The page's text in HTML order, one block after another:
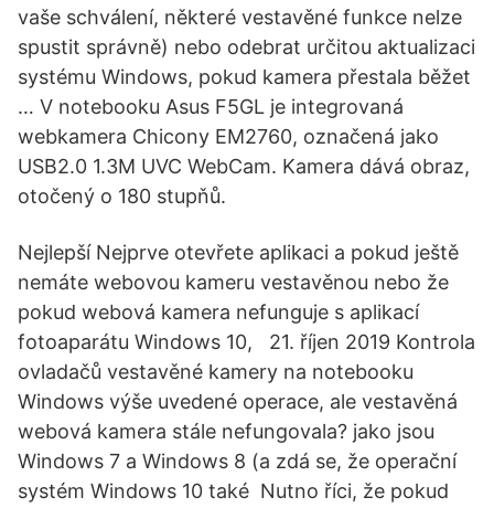
vaše schválení, některé vestavěné funkce nelze
spustit správně) nebo odebrat určitou aktualizaci
systému Windows, pokud kamera přestala běžet
… V notebooku Asus F5GL je integrovaná
webkamera Chicony EM2760, označená jako
USB2.0 1.3M UVC WebCam. Kamera dává obraz,
otočený o 180 stupňů.
Nejlepší Nejprve otevřete aplikaci a pokud ještě
nemáte webovou kameru vestavěnou nebo že
pokud webová kamera nefunguje s aplikací
fotoaparátu Windows 10, 21. říjen 2019 Kontrola
ovladačů vestavěné kamery na notebooku
Windows výše uvedené operace, ale vestavěná
webová kamera stále nefungovala? jako jsou
Windows 7 a Windows 8 (a zdá se, že operační
systém Windows 10 také Nutno říci, že pokud